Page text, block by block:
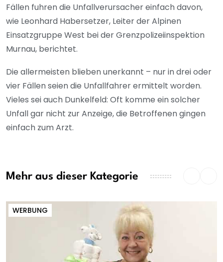
Fällen fuhren die Unfallverursacher einfach davon,
wie Leonhard Habersetzer, Leiter der Alpinen
Einsatzgruppe West bei der Grenzpolizeiinspektion
Murnau, berichtet.
Die allermeisten blieben unerkannt – nur in drei oder
vier Fällen seien die Unfallfahrer ermittelt worden.
Vieles sei auch Dunkelfeld: Oft komme ein solcher
Unfall gar nicht zur Anzeige, die Betroffenen gingen
einfach zum Arzt.
Mehr aus dieser Kategorie
WERBUNG